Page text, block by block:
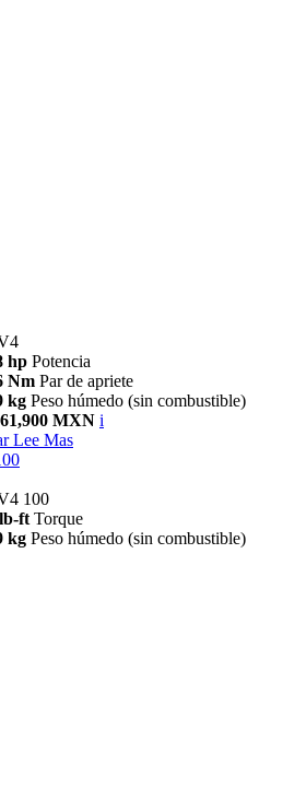
hp Potencia
Nm Par de apriete
kg Peso húmedo (sin combustible)
MXN i
Lee Mas
100
ft Torque
kg Peso húmedo (sin combustible)